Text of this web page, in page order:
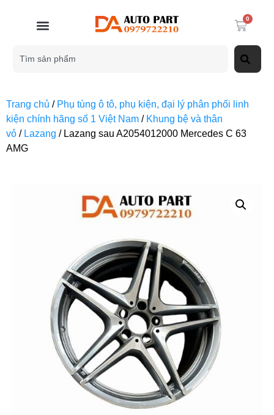
0
Trang chủ / Phụ tùng ô tô, phụ kiện, đại lý phân phối linh
kiện chính hãng số 1 Việt Nam / Khung bệ và thân
vỏ / Lazang / Lazang sau A2054012000 Mercedes C 63
AMG